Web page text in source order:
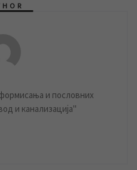
и пословних
и канализација"